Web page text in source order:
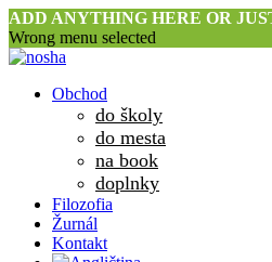
ADD ANYTHING HERE OR
Wrong menu selected
Obchod
do školy
do mesta
na book
doplnky
Filozofia
Žurnál
Kontakt